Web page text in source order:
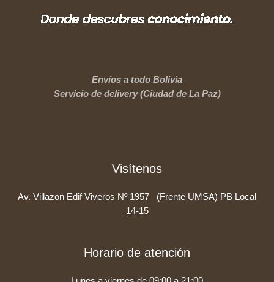
Envíos a todo Bolivia
Servicio de delivery (Ciudad de La Paz)
Visítenos
Av. Villazon Edif Viveros Nº 1957 (Frente UMSA) PB Local
14-15
Horario de atención